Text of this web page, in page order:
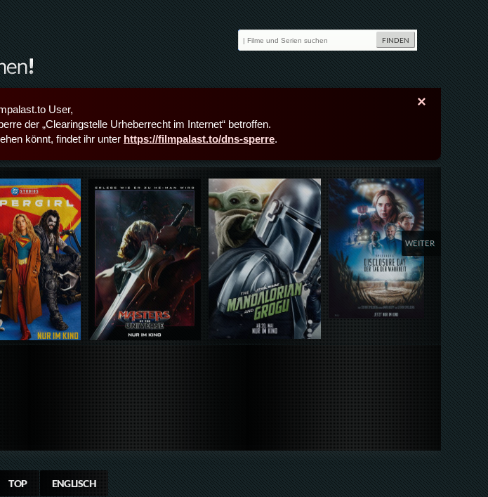
×
User,
der „Clearingstelle Urheberrecht im Internet“ betroffen.
könnt, findet ihr unter https://filmpalast.to/dns-sperre.
Details,Play Details,Play Details,Play
WEITER
TOP ENGLISCH